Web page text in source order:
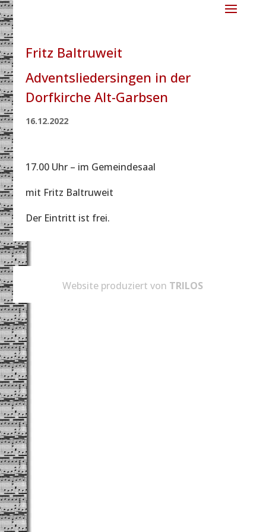
Fritz Baltruweit
Adventsliedersingen in der
Dorfkirche Alt-Garbsen
16.12.2022
17.00 Uhr – im Gemeindesaal
mit Fritz Baltruweit
Der Eintritt ist frei.
Website produziert von TRILOS